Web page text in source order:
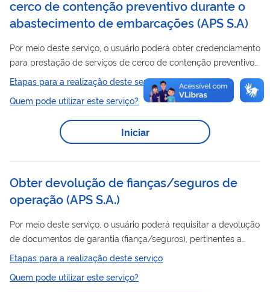
cerco de contenção preventivo durante o
abastecimento de embarcações (APS S.A)
Por meio deste serviço, o usuário poderá obter credenciamento
para prestação de serviços de cerco de contenção preventivo
durante o abastecimento de embarcações atracadas no Porto
de Santos
Etapas para a realização deste serviço
Quem pode utilizar este serviço?
Iniciar
Obter devolução de fianças/seguros de
operação (APS S.A.)
Por meio deste serviço, o usuário poderá requisitar a devolução
de documentos de garantia (fiança/seguros), pertinentes a
movimentação/serviços.
Etapas para a realização deste serviço
Quem pode utilizar este serviço?